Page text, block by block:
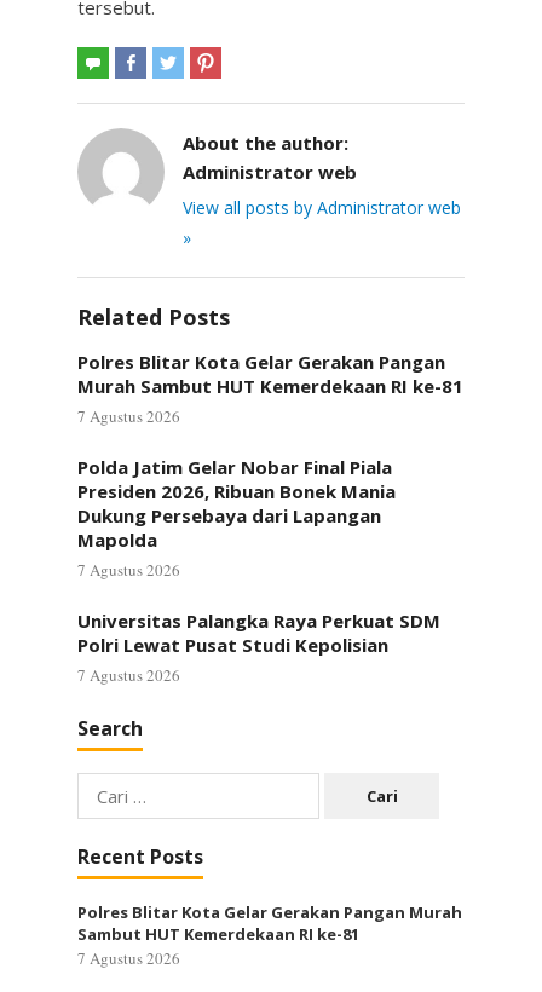
tersebut.
About the author:
Administrator web
View all posts by Administrator web
»
Related Posts
Polres Blitar Kota Gelar Gerakan Pangan
Murah Sambut HUT Kemerdekaan RI ke-81
7 Agustus 2026
Polda Jatim Gelar Nobar Final Piala
Presiden 2026, Ribuan Bonek Mania
Dukung Persebaya dari Lapangan
Mapolda
7 Agustus 2026
Universitas Palangka Raya Perkuat SDM
Polri Lewat Pusat Studi Kepolisian
7 Agustus 2026
Search
Cari
untuk:
Recent Posts
Polres Blitar Kota Gelar Gerakan Pangan Murah
Sambut HUT Kemerdekaan RI ke-81
7 Agustus 2026